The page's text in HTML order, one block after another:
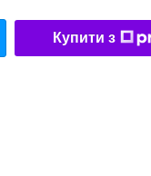
Купити з